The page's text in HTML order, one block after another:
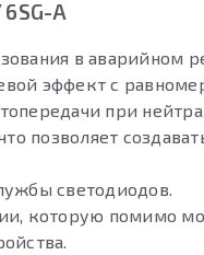
6SG-А
в аварийном
эффект с
при
позволяет
светодиодов.
которую помимо